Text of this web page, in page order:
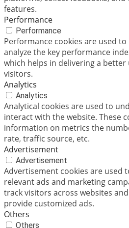
features.
Performance
Performance
Performance cookies are used
analyze the key performance
which helps in delivering a
visitors.
Analytics
Analytics
Analytical cookies are used to
interact with the website. These
information on metrics the
rate, traffic source, etc.
Advertisement
Advertisement
Advertisement cookies are used
relevant ads and marketing
track visitors across websites
provide customized ads.
Others
Others